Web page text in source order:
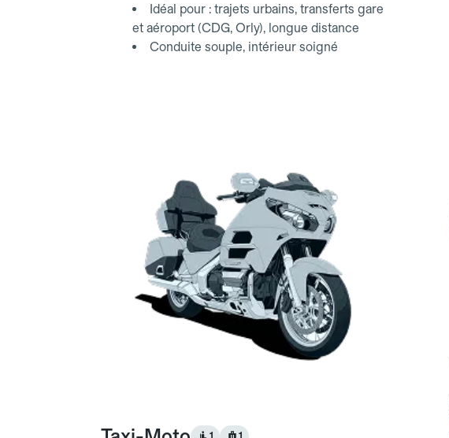
Idéal pour : trajets urbains, transferts gare
et aéroport (CDG, Orly), longue distance
Conduite souple, intérieur soigné